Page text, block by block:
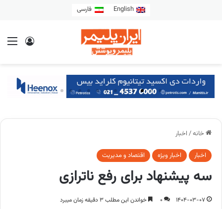
English فارسی
خانه/ اخبار
اخبار اخبار ویژه اقتصاد و مدیریت
سه پیشنهاد برای رفع ناترازی
1404-03-07
0 خواندن این مطلب 3 دقیقه زمان میبرد